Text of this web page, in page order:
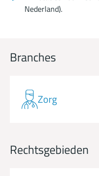
Nederland).
Branches
Zorg
Rechtsgebieden